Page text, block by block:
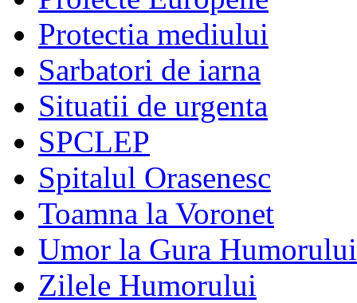
Protectia mediului
Sarbatori de iarna
Situatii de urgenta
SPCLEP
Spitalul Orasenesc
Toamna la Voronet
Umor la Gura Humorului
Zilele Humorului